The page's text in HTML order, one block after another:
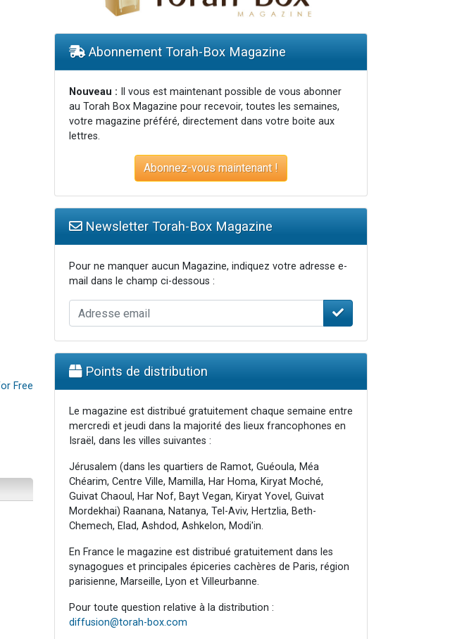
et le Birkat Hamazone à travers le temps
Free
Abonnement Torah-Box Magazine
Nouveau : Il vous est maintenant possible de vous abonner
au Torah Box Magazine pour recevoir, toutes les semaines,
votre magazine préféré, directement dans votre boite aux
lettres.
Abonnez-vous maintenant !
Newsletter Torah-Box Magazine
Pour ne manquer aucun Magazine, indiquez votre adresse e-
mail dans le champ ci-dessous :
Points de distribution
Le magazine est distribué gratuitement chaque semaine entre
mercredi et jeudi dans la majorité des lieux francophones en
Israël, dans les villes suivantes :
Jérusalem (dans les quartiers de Ramot, Guéoula, Méa
Chéarim, Centre Ville, Mamilla, Har Homa, Kiryat Moché,
Guivat Chaoul, Har Nof, Bayt Vegan, Kiryat Yovel, Guivat
Mordekhai) Raanana, Natanya, Tel-Aviv, Hertzlia, Beth-
Chemech, Elad, Ashdod, Ashkelon, Modi'in.
En France le magazine est distribué gratuitement dans les
synagogues et principales épiceries cachères de Paris, région
parisienne, Marseille, Lyon et Villeurbanne.
Pour toute question relative à la distribution :
diffusion@torah-box.com